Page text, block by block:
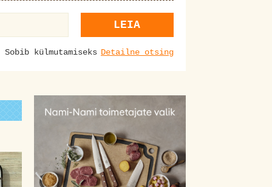
LEIA
Sobib külmutamiseks Detailne otsing